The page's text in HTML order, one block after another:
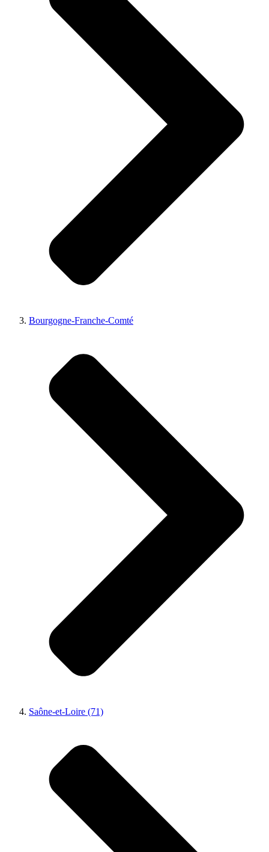
Bourgogne-Franche-Comté
Saône-et-Loire (71)